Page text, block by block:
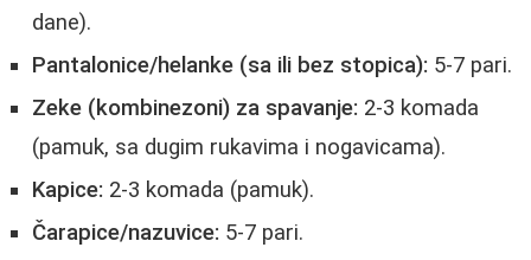
dane).
Pantalonice/helanke (sa ili bez stopica): 5-7 pari.
Zeke (kombinezoni) za spavanje: 2-3 komada
(pamuk, sa dugim rukavima i nogavicama).
Kapice: 2-3 komada (pamuk).
Čarapice/nazuvice: 5-7 pari.